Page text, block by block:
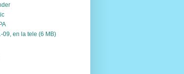
09, en la tele (6 MB)